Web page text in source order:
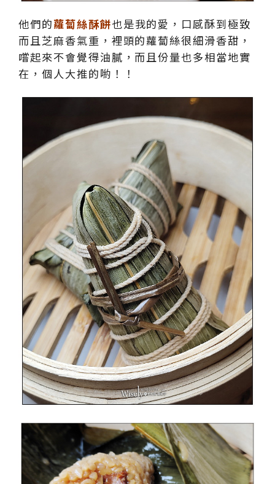
他們的蘿蔔絲酥餅也是我的愛，口感酥到極致
而且芝麻香氣重，裡頭的蘿蔔絲很細滑香甜，
嚐起來不會覺得油膩，而且份量也多相當地實
在，個人大推的喲！！